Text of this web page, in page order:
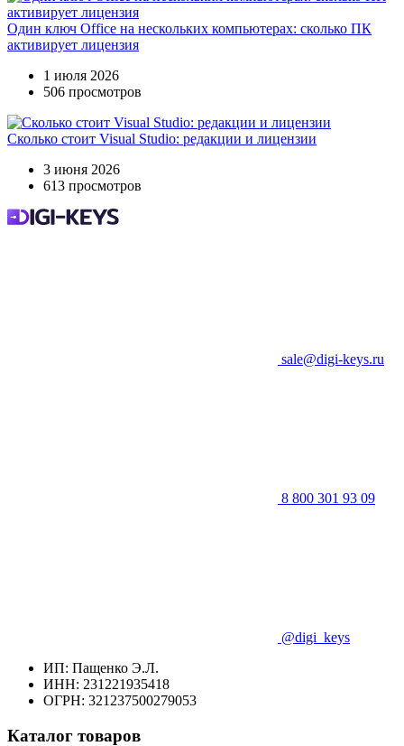
Один ключ Office на нескольких компьютерах: сколько ПК
активирует лицензия
1 июля 2026
506 просмотров
Сколько стоит Visual Studio: редакции и лицензии
3 июня 2026
613 просмотров
sale@digi-keys.ru
8 800 301 93 09
@digi_keys
ИП: Пащенко Э.Л.
ИНН: 231221935418
ОГРН: 321237500279053
Каталог товаров